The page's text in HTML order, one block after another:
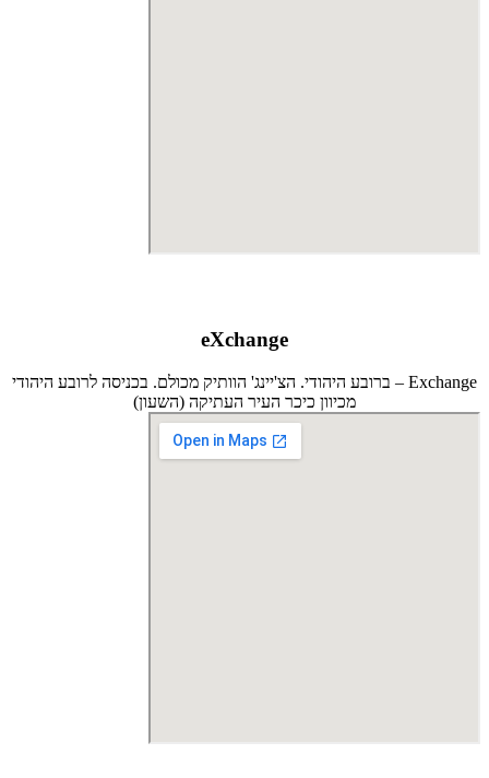
eXchange
Exchange – ברובע היהודי. הצ'יינג' הוותיק מכולם. בכניסה לרובע היהודי
מכיוון כיכר העיר העתיקה (השעון)